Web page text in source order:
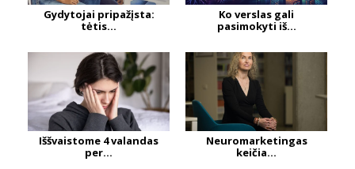
Gydytojai pripažįsta:
tėtis...
Ko verslas gali
pasimokyti iš...
Iššvaistome 4 valandas
per...
Neuromarketingas
keičia...